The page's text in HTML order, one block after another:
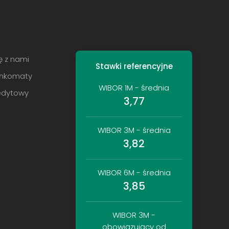
z nami
Stawki referencyjne
WIBOR 1M - średnia
3,77
WIBOR 3M - średnia
3,82
WIBOR 6M - średnia
3,85
WIBOR 3M -
obowiązujący od